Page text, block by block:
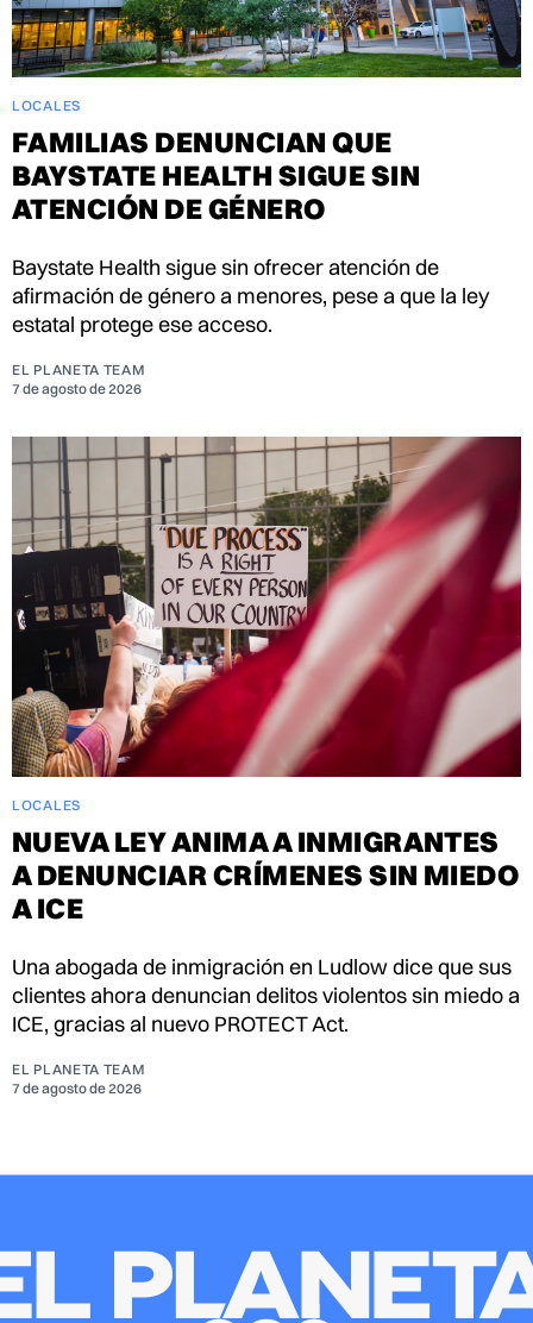
LOCALES
FAMILIAS DENUNCIAN QUE
BAYSTATE HEALTH SIGUE SIN
ATENCIÓN DE GÉNERO
Baystate Health sigue sin ofrecer atención de
afirmación de género a menores, pese a que la ley
estatal protege ese acceso.
EL PLANETA TEAM
7 de agosto de 2026
LOCALES
NUEVA LEY ANIMA A INMIGRANTES
A DENUNCIAR CRÍMENES SIN MIEDO
A ICE
Una abogada de inmigración en Ludlow dice que sus
clientes ahora denuncian delitos violentos sin miedo a
ICE, gracias al nuevo PROTECT Act.
EL PLANETA TEAM
7 de agosto de 2026